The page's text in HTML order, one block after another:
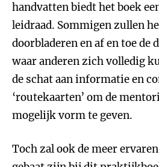
handvatten biedt het boek
leidraad. Sommigen zullen
doorbladeren en af en toe de
waar anderen zich volledig
de schat aan informatie en
‘routekaarten’ om de
mogelijk vorm te geven.
Toch zal ook de meer